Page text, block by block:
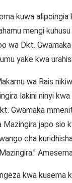
kuwa alipoingia
mengi
wa Dkt.
yake kwa
wa Rais
lakini ninyi
Gwamaka
Mazingira japo sio
cha
kwa kusema